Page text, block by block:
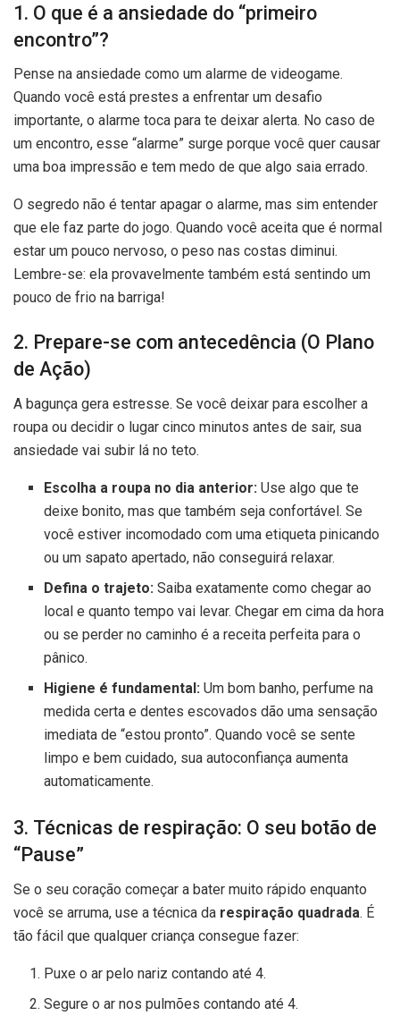
1. O que é a ansiedade do “primeiro
encontro”?
Pense na ansiedade como um alarme de videogame.
Quando você está prestes a enfrentar um desafio
importante, o alarme toca para te deixar alerta. No caso de
um encontro, esse “alarme” surge porque você quer causar
uma boa impressão e tem medo de que algo saia errado.
O segredo não é tentar apagar o alarme, mas sim entender
que ele faz parte do jogo. Quando você aceita que é normal
estar um pouco nervoso, o peso nas costas diminui.
Lembre-se: ela provavelmente também está sentindo um
pouco de frio na barriga!
2. Prepare-se com antecedência (O Plano
de Ação)
A bagunça gera estresse. Se você deixar para escolher a
roupa ou decidir o lugar cinco minutos antes de sair, sua
ansiedade vai subir lá no teto.
Escolha a roupa no dia anterior: Use algo que te
deixe bonito, mas que também seja confortável. Se
você estiver incomodado com uma etiqueta pinicando
ou um sapato apertado, não conseguirá relaxar.
Defina o trajeto: Saiba exatamente como chegar ao
local e quanto tempo vai levar. Chegar em cima da hora
ou se perder no caminho é a receita perfeita para o
pânico.
Higiene é fundamental: Um bom banho, perfume na
medida certa e dentes escovados dão uma sensação
imediata de “estou pronto”. Quando você se sente
limpo e bem cuidado, sua autoconfiança aumenta
automaticamente.
3. Técnicas de respiração: O seu botão de
“Pause”
Se o seu coração começar a bater muito rápido enquanto
você se arruma, use a técnica da respiração quadrada. É
tão fácil que qualquer criança consegue fazer:
Puxe o ar pelo nariz contando até 4.
Segure o ar nos pulmões contando até 4.